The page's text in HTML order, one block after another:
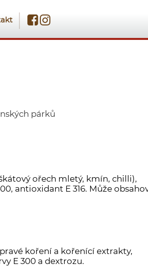
párků
ořech mletý, kmín, chilli),
antioxidant E 316. Může
koření a kořenící extrakty,
E 300 a dextrozu.